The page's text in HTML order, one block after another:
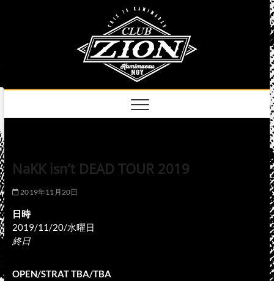
NaKK isn’t DEAD TOUR 2019
2019年11月20日
日時
2019/11/20/水曜日
終日
OPEN/STRAT TBA/TBA